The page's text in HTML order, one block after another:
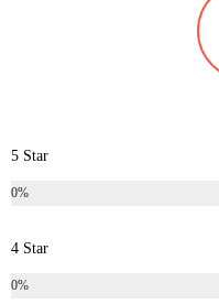
5 Star
0%
4 Star
0%